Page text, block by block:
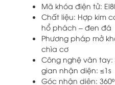
Mã khóa điện tử:
Chất liệu: Hợp kim
hổ phách – đen đá
Phương pháp mở
chìa cơ
Công nghệ vân tay:
gian nhận diện: ≤1s
Góc nhận diên: